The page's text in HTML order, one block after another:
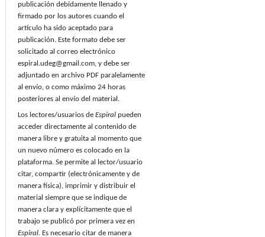
publicación debidamente llenado y
firmado por los autores cuando el
artículo ha sido aceptado para
publicación. Este formato debe ser
solicitado al correo electrónico
espiral.udeg@gmail.com, y debe ser
adjuntado en archivo PDF paralelamente
al envío, o como máximo 24 horas
posteriores al envío del material.
Los lectores/usuarios de Espiral pueden
acceder directamente al contenido de
manera libre y gratuita al momento que
un nuevo número es colocado en la
plataforma. Se permite al lector/usuario
citar, compartir (electrónicamente y de
manera física), imprimir y distribuir el
material siempre que se indique de
manera clara y explícitamente que el
trabajo se publicó por primera vez en
Espiral. Es necesario citar de manera